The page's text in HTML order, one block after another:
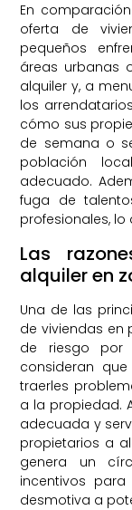
En
oferta de
pequeños
áreas urbanas
alquiler y, a
los
cómo sus
de semana o
población
adecuado.
fuga de
profesionales,
Las
alquiler en
Una de las
de viviendas en
de riesgo por
consideran
traerles
a la propiedad.
adecuada y
propietarios a
genera un
incentivos
desmotiva a